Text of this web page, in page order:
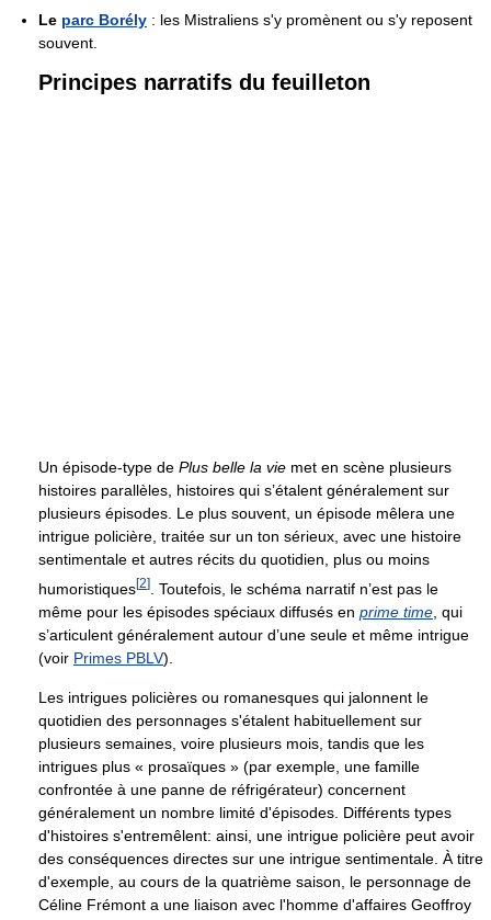
Le parc Borély : les Mistraliens s'y promènent ou s'y reposent
souvent.
Principes narratifs du feuilleton
Un épisode-type de Plus belle la vie met en scène plusieurs
histoires parallèles, histoires qui s’étalent généralement sur
plusieurs épisodes. Le plus souvent, un épisode mêlera une
intrigue policière, traitée sur un ton sérieux, avec une histoire
sentimentale et autres récits du quotidien, plus ou moins
humoristiques[2]
. Toutefois, le schéma narratif n’est pas le
même pour les épisodes spéciaux diffusés en prime time , qui
s’articulent généralement autour d’une seule et même intrigue
(voir Primes PBLV).
Les intrigues policières ou romanesques qui jalonnent le
quotidien des personnages s'étalent habituellement sur
plusieurs semaines, voire plusieurs mois, tandis que les
intrigues plus « prosaïques » (par exemple, une famille
confrontée à une panne de réfrigérateur) concernent
généralement un nombre limité d'épisodes. Différents types
d'histoires s'entremêlent: ainsi, une intrigue policière peut avoir
des conséquences directes sur une intrigue sentimentale. À titre
d'exemple, au cours de la quatrième saison, le personnage de
Céline Frémont a une liaison avec l'homme d'affaires Geoffroy